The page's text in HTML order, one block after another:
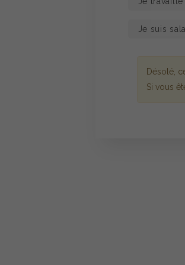
Désolé,
Si vous